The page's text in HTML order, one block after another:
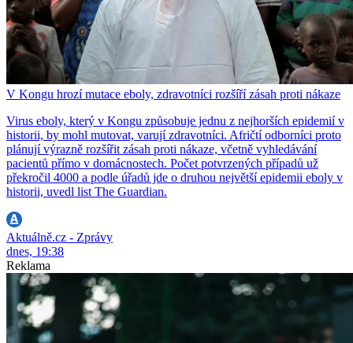
V Kongu hrozí mutace eboly, zdravotníci rozšíří zásah proti nákaze
Virus eboly, který v Kongu způsobuje jednu z nejhorších epidemií v
historii, by mohl mutovat, varují zdravotníci. Afričtí odborníci proto
plánují výrazně rozšířit zásah proti nákaze, včetně vyhledávání
pacientů přímo v domácnostech. Počet potvrzených případů už
překročil 4000 a podle úřadů jde o druhou největší epidemii eboly v
historii, uvedl list The Guardian.
Aktuálně.cz - Zprávy
dnes, 19:38
Reklama